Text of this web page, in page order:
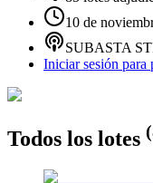
10 de
SUBASTA
Iniciar sesión para
Todos los lotes (